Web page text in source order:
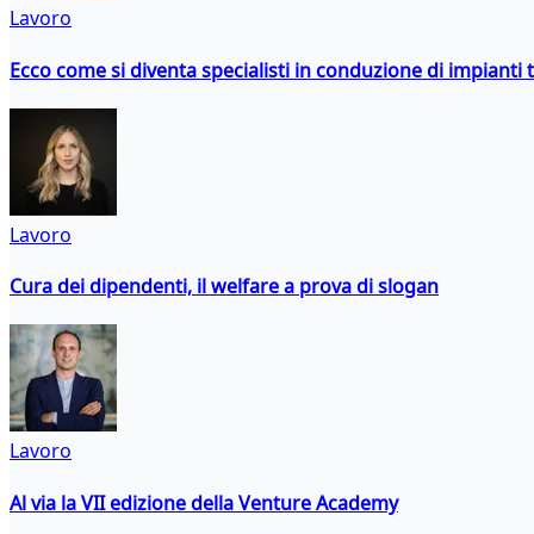
Lavoro
Ecco come si diventa specialisti in conduzione di impianti
Lavoro
Cura dei dipendenti, il welfare a prova di slogan
Lavoro
Al via la VII edizione della Venture Academy